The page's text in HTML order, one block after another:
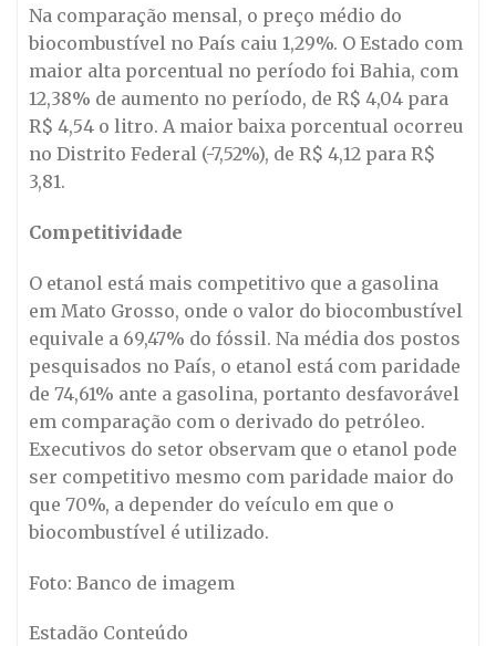
Na comparação mensal, o preço médio do
biocombustível no País caiu 1,29%. O Estado com
maior alta porcentual no período foi Bahia, com
12,38% de aumento no período, de R$ 4,04 para
R$ 4,54 o litro. A maior baixa porcentual ocorreu
no Distrito Federal (-7,52%), de R$ 4,12 para R$
3,81.
Competitividade
O etanol está mais competitivo que a gasolina
em Mato Grosso, onde o valor do biocombustível
equivale a 69,47% do fóssil. Na média dos postos
pesquisados no País, o etanol está com paridade
de 74,61% ante a gasolina, portanto desfavorável
em comparação com o derivado do petróleo.
Executivos do setor observam que o etanol pode
ser competitivo mesmo com paridade maior do
que 70%, a depender do veículo em que o
biocombustível é utilizado.
Foto: Banco de imagem
Estadão Conteúdo